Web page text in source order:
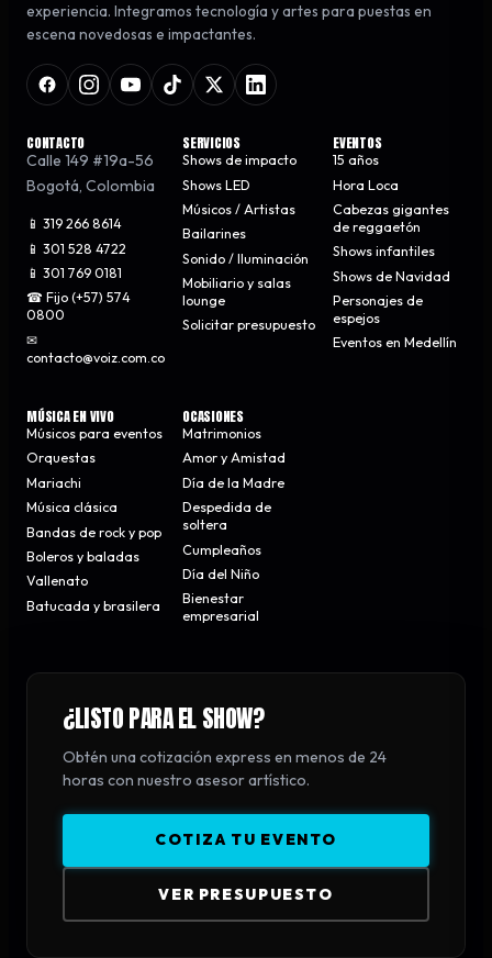
experiencia. Integramos tecnología y artes para puestas en
escena novedosas e impactantes.
CONTACTO
Calle 149 #19a-56
Bogotá, Colombia
📱 319 266 8614
📱 301 528 4722
📱 301 769 0181
☎ Fijo (+57) 574
0800
✉
contacto@voiz.com.co
SERVICIOS
Shows de impacto
Shows LED
Músicos / Artistas
Bailarines
Sonido / Iluminación
Mobiliario y salas
lounge
Solicitar presupuesto
EVENTOS
15 años
Hora Loca
Cabezas gigantes
de reggaetón
Shows infantiles
Shows de Navidad
Personajes de
espejos
Eventos en Medellín
MÚSICA EN VIVO
Músicos para eventos
Orquestas
Mariachi
Música clásica
Bandas de rock y pop
Boleros y baladas
Vallenato
Batucada y brasilera
OCASIONES
Matrimonios
Amor y Amistad
Día de la Madre
Despedida de
soltera
Cumpleaños
Día del Niño
Bienestar
empresarial
¿LISTO PARA EL SHOW?
Obtén una cotización express en menos de 24
horas con nuestro asesor artístico.
COTIZA TU EVENTO
VER PRESUPUESTO